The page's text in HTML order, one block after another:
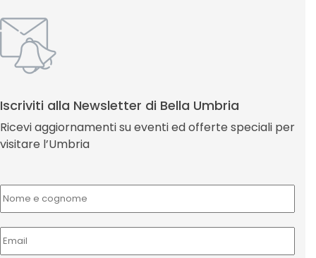
Iscriviti alla Newsletter di Bella Umbria
Ricevi aggiornamenti su eventi ed offerte speciali per
visitare l’Umbria